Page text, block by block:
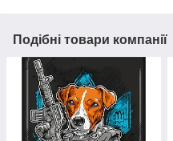
Подібні товари компанії